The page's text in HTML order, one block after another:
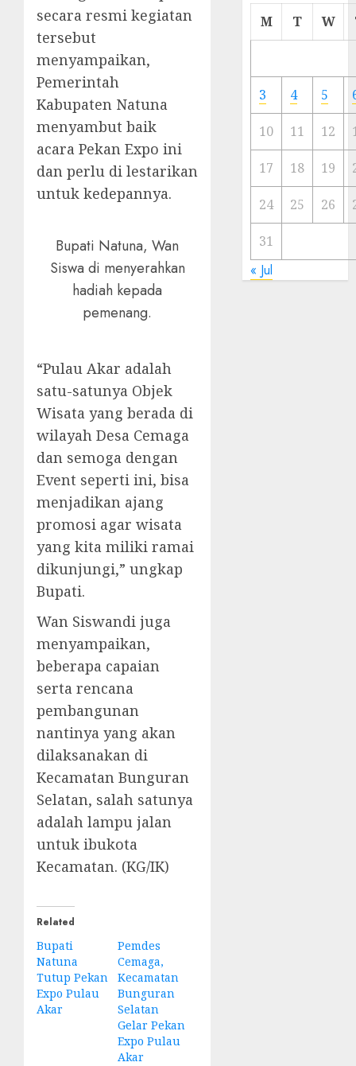
secara resmi kegiatan
tersebut
menyampaikan,
Pemerintah
Kabupaten Natuna
menyambut baik
acara Pekan Expo ini
dan perlu di lestarikan
untuk kedepannya.
Bupati Natuna, Wan
Siswa di menyerahkan
hadiah kepada
pemenang.
“Pulau Akar adalah
satu-satunya Objek
Wisata yang berada di
wilayah Desa Cemaga
dan semoga dengan
Event seperti ini, bisa
menjadikan ajang
promosi agar wisata
yang kita miliki ramai
dikunjungi,” ungkap
Bupati.
Wan Siswandi juga
menyampaikan,
beberapa capaian
serta rencana
pembangunan
nantinya yang akan
dilaksanakan di
Kecamatan Bunguran
Selatan, salah satunya
adalah lampu jalan
untuk ibukota
Kecamatan. (KG/IK)
Related
Bupati
Natuna
Tutup Pekan
Expo Pulau
Akar
Pemdes
Cemaga,
Kecamatan
Bunguran
Selatan
Gelar Pekan
Expo Pulau
Akar
Cermin
Ibu
Kota
23/11/
M T W
3 4 5
10 11 12
17 18 19
24 25 26
31
« Jul